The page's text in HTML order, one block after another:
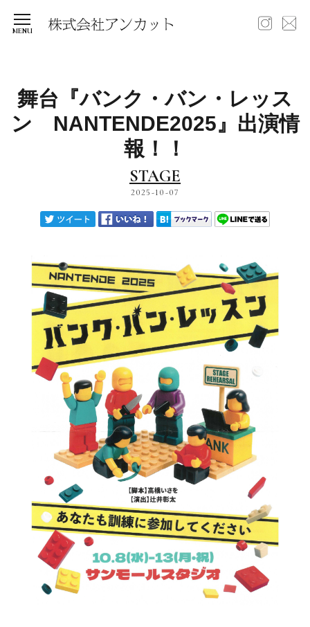
舞台『バンク・バン・レッス
ン NANTENDE2025』出演情
報！！
STAGE
2025-10-07